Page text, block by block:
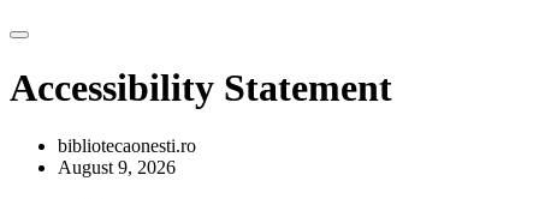
Accessibility Statement
bibliotecaonesti.ro
August 9, 2026